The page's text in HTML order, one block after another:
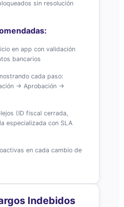
sin resolución
en app con validación
bancarios
cada paso:
→ Aprobación →
(ID fiscal cerrada,
especializada con SLA
en cada cambio de
Indebidos